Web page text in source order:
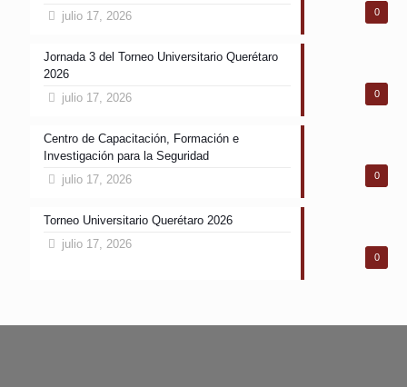
0
julio 17, 2026
0
Jornada 3 del Torneo Universitario Querétaro
2026
julio 17, 2026
0
Centro de Capacitación, Formación e
Investigación para la Seguridad
julio 17, 2026
0
Torneo Universitario Querétaro 2026
julio 17, 2026